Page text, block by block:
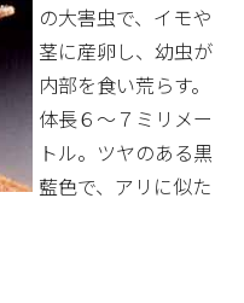
の大害虫で、イモや
茎に産卵し、幼虫が
内部を食い荒らす。
体長６～７ミリメー
トル。ツヤのある黒
藍色で、アリに似た